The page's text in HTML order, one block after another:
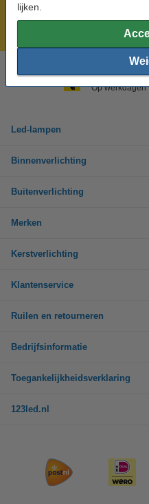
lijken.
Voor 23.59 uur besteld,
Hulp nodig?
Op werkdagen
Led-lampen
Binnenverlichting
Buitenverlichting
Merken
Kerstverlichting
Klantenservice
Ruilen en retourneren
Bedrijfsinformatie
Toegankelijkheidsverklaring
123led.nl